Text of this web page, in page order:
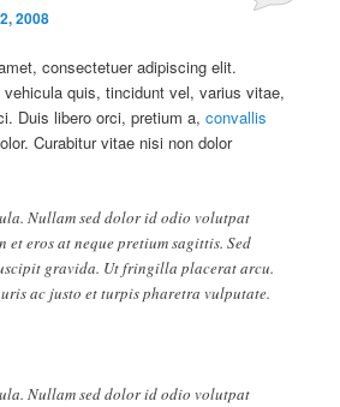
2008
consectetuer adipiscing elit.
vehicula quis, tincidunt vel, varius vitae,
Duis libero orci, pretium a,convallis
Curabitur vitae nisi non dolor
Nullam sed dolor id odio volutpat
et eros at neque pretium sagittis. Sed
gravida. Ut fringilla placerat arcu.
ac justo et turpis pharetra vulputate.
Nullam sed dolor id odio volutpat